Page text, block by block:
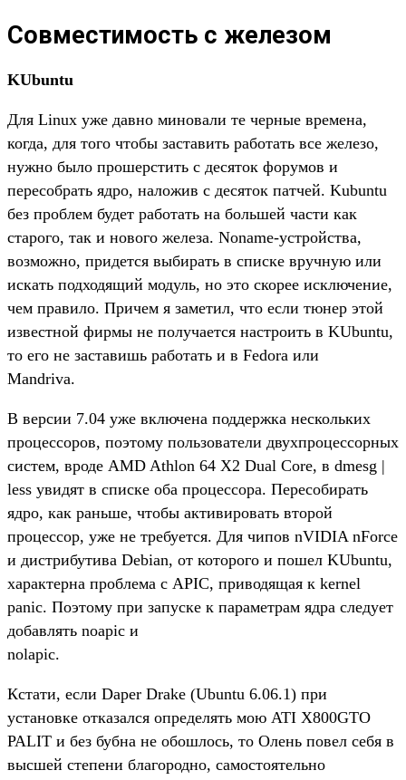
Совместимость с железом
KUbuntu
Для Linux уже давно миновали те черные времена,
когда, для того чтобы заставить работать все железо,
нужно было прошерстить с десяток форумов и
пересобрать ядро, наложив с десяток патчей. Kubuntu
без проблем будет работать на большей части как
старого, так и нового железа. Noname-устройства,
возможно, придется выбирать в списке вручную или
искать подходящий модуль, но это скорее исключение,
чем правило. Причем я заметил, что если тюнер этой
известной фирмы не получается настроить в KUbuntu,
то его не заставишь работать и в Fedora или
Mandriva.
В версии 7.04 уже включена поддержка нескольких
процессоров, поэтому пользователи двухпроцессорных
систем, вроде AMD Athlon 64 X2 Dual Core, в dmesg |
less увидят в списке оба процессора. Пересобирать
ядро, как раньше, чтобы активировать второй
процессор, уже не требуется. Для чипов nVIDIA nForce
и дистрибутива Debian, от которого и пошел KUbuntu,
характерна проблема с APIC, приводящая к kernel
panic. Поэтому при запуске к параметрам ядра следует
добавлять noapic и
nolapic.
Кстати, если Daper Drake (Ubuntu 6.06.1) при
установке отказался определять мою ATI X800GTO
PALIT и без бубна не обошлось, то Олень повел себя в
высшей степени благородно, самостоятельно